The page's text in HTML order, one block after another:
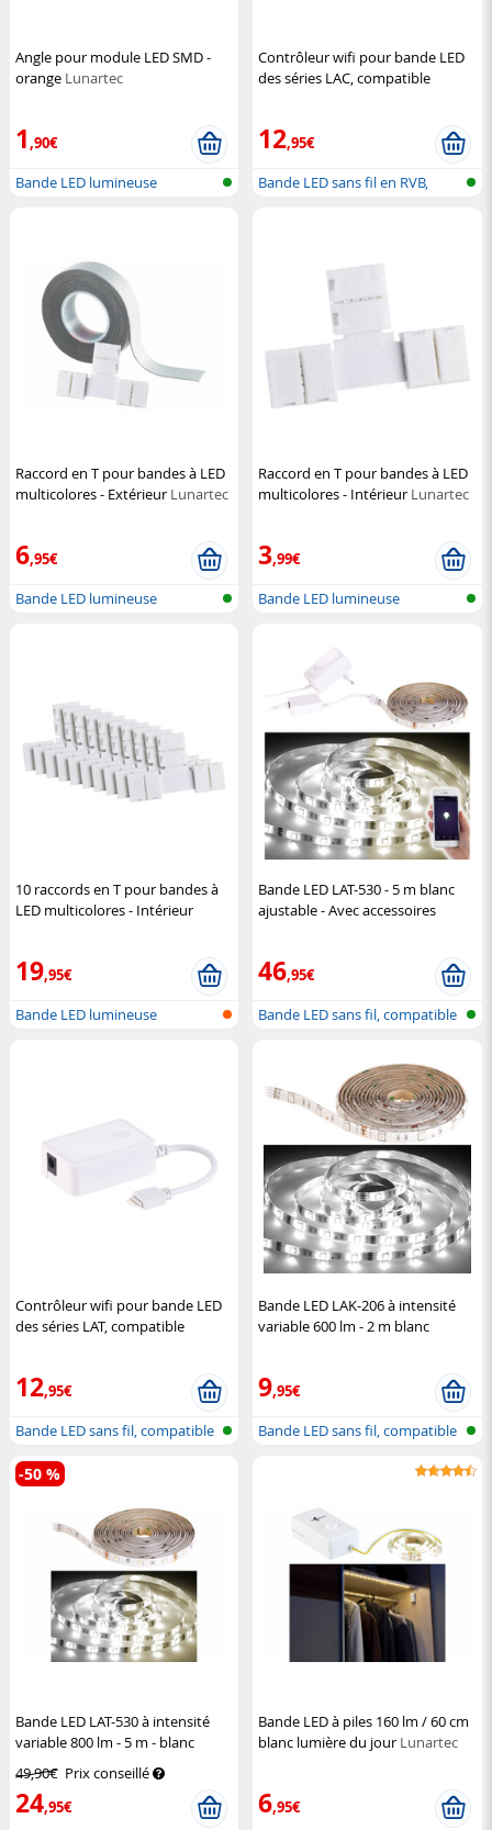
Angle pour module LED SMD -
orange Lunartec
1 ,90€
Bande LED lumineuse
Contrôleur wifi pour bande LED
des séries LAC, compatible
12,95€
Bande LED sans fil en RVB,
Raccord en T pour bandes à LED
multicolores - Extérieur Lunartec
6,95€
Bande LED lumineuse
Raccord en T pour bandes à LED
multicolores - Intérieur Lunartec
3,99€
Bande LED lumineuse
10 raccords en T pour bandes à
LED multicolores - Intérieur
19,95€
Bande LED lumineuse
Bande LED LAT-530 - 5 m blanc
ajustable - Avec accessoires
46,95€
Bande LED sans fil, compatible
Contrôleur wifi pour bande LED
des séries LAT, compatible
12,95€
Bande LED sans fil, compatible
avec...
Bande LED LAK-206 à intensité
variable 600 lm - 2 m blanc
9,95€
Bande LED sans fil, compatible
Bande LED LAT-530 à intensité
variable 800 lm - 5 m - blanc
49,90€ Prix conseillé
24,95€
-50 %
Bande LED à piles 160 lm / 60 cm
blanc lumière du jour Lunartec
6,95€